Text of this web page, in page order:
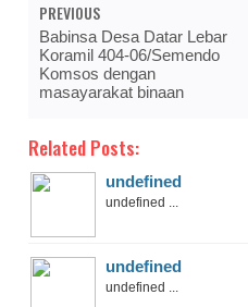
PREVIOUS
Babinsa Desa Datar Lebar
Koramil 404-06/Semendo
Komsos dengan
masayarakat binaan
Related Posts:
undefined
undefined ...
undefined
undefined ...